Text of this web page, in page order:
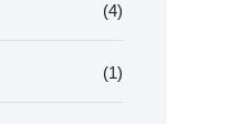
(4)
(1)